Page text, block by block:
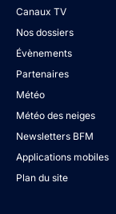
Canaux TV
Nos dossiers
Évènements
Partenaires
Météo
Météo des neiges
Newsletters BFM
Applications mobiles
Plan du site